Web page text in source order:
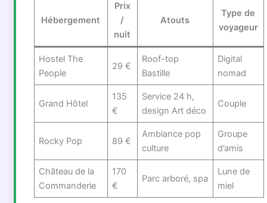
Hébergement
Prix
/
nuit
Atouts
Type de
voyageur
Hostel The
People
29 €
Roof-top
Bastille
Digital
nomad
Grand Hôtel
135
€
Service 24 h,
design Art déco
Couple
Rocky Pop 89 €
Ambiance pop
culture
Groupe
d’amis
Château de la
Commanderie
170
€
Parc arboré, spa
Lune de
miel